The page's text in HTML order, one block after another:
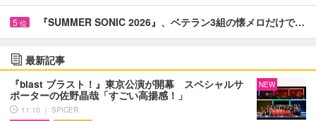
5 位 『SUMMER SONIC 2026』、ベテラン3組の懐メロだけで…
最新記事
『blast ブラスト！』東京公演が開幕 スペシャルサ
ポーターの佐野晶哉「すごい高揚感！」
11:10 ｜ SPICER
NEW